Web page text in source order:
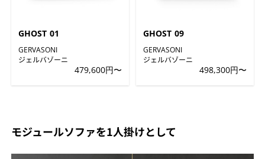
GHOST 01
GERVASONI
ジェルバゾーニ
479,600円〜
GHOST 09
GERVASONI
ジェルバゾーニ
498,300円〜
モジュールソファを1人掛けとして